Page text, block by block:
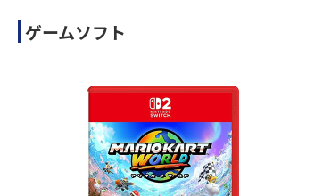
ゲームソフト